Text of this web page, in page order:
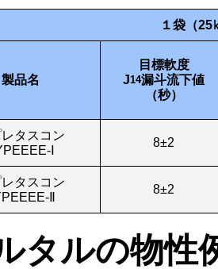
１袋（25
製品名
目標軟度
J14漏斗流下値
（秒）
タスコン
Ⅰ
8±2
タスコン
Ⅱ
8±2
タルの物性